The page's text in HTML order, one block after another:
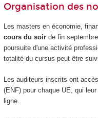
Organisation des
Les masters en économie,
cours du soir de fin
poursuite d'une activité
totalité du cursus peut être
Les auditeurs inscrits ont
(ENF) pour chaque UE, qui
ligne.